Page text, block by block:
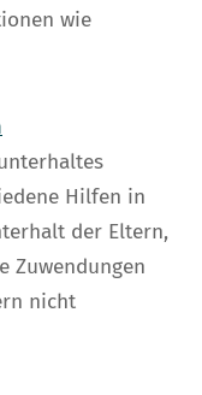
wie
Hilfen in
der Eltern,
Zuwendungen
nicht